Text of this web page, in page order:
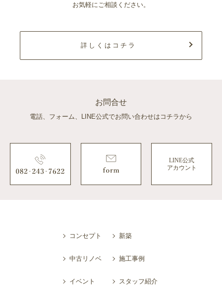
お気軽にご相談ください。
詳しくはコチラ
お問合せ
電話、フォーム、LINE公式でお問い合わせはコチラから
LINE公式
アカウント
コンセプト 新築
中古リノベ 施工事例
イベント スタッフ紹介